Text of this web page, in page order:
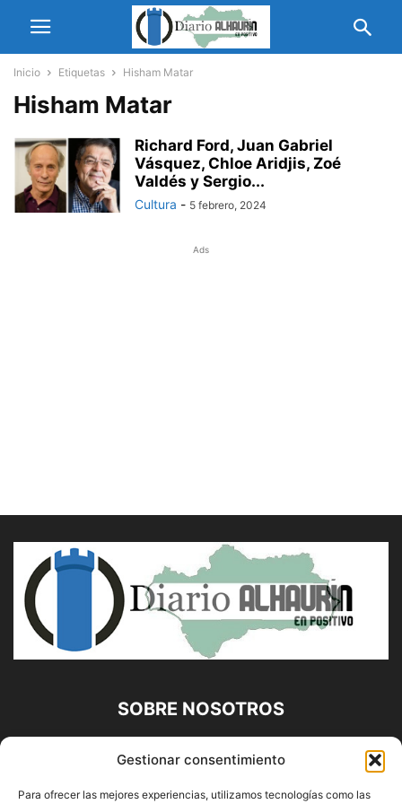
Gestionar consentimiento
Para ofrecer las mejores experiencias, utilizamos tecnologías como las
Inicio Etiquetas Hisham Matar
Hisham Matar
Richard Ford, Juan Gabriel
Vásquez, Chloe Aridjis, Zoé
Valdés y Sergio...
Cultura - 5 febrero, 2024
Ads
SOBRE NOSOTROS
Diario Alhaurín (www.alhaurindelatorre.com) Propiedad de
Francisco E. López López | 639 95 71 95 | Noticias de
Alhaurín de la Torre, Málaga y Provincia|